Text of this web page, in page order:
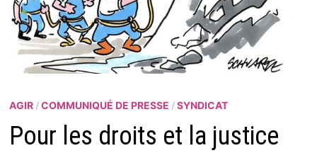
AGIR/COMMUNIQUÉ DE PRESSE /SYNDICAT
Pour les droits et la justice